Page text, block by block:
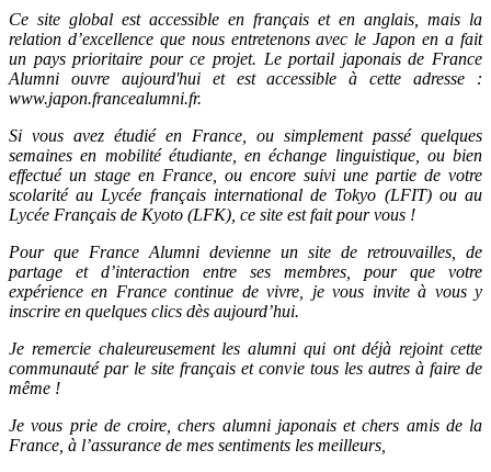
Ce site global est accessible en français et en anglais, mais la
relation d’excellence que nous entretenons avec le Japon en a fait
un pays prioritaire pour ce projet. Le portail japonais de France
Alumni ouvre aujourd'hui et est accessible à cette adresse :
www.japon.francealumni.fr.
Si vous avez étudié en France, ou simplement passé quelques
semaines en mobilité étudiante, en échange linguistique, ou bien
effectué un stage en France, ou encore suivi une partie de votre
scolarité au Lycée français international de Tokyo (LFIT) ou au
Lycée Français de Kyoto (LFK), ce site est fait pour vous !
Pour que France Alumni devienne un site de retrouvailles, de
partage et d’interaction entre ses membres, pour que votre
expérience en France continue de vivre, je vous invite à vous y
inscrire en quelques clics dès aujourd’hui.
Je remercie chaleureusement les alumni qui ont déjà rejoint cette
communauté par le site français et convie tous les autres à faire de
même !
Je vous prie de croire, chers alumni japonais et chers amis de la
France, à l’assurance de mes sentiments les meilleurs,